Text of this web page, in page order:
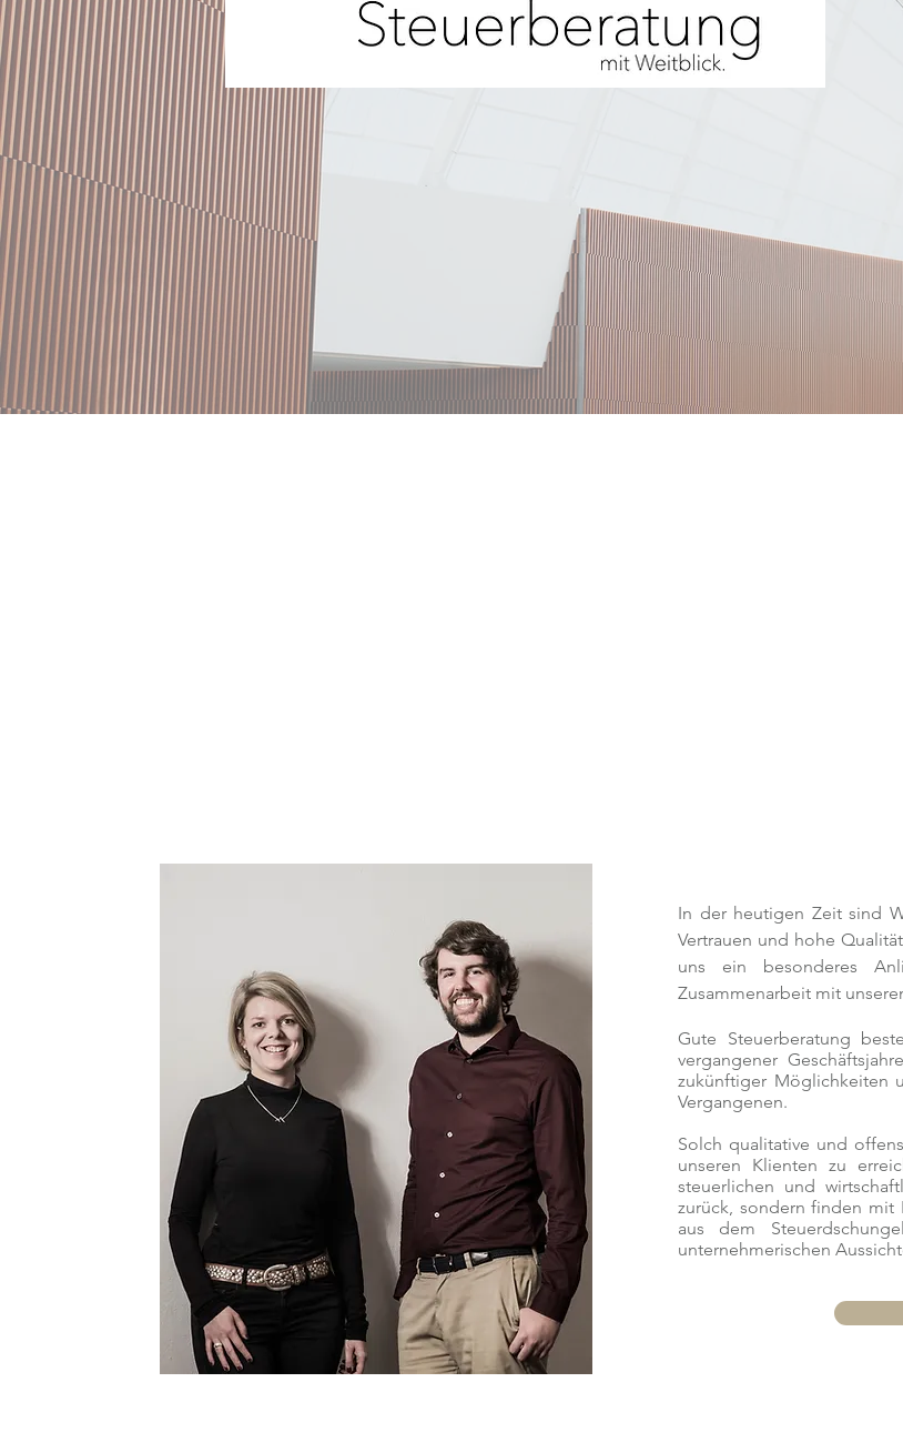
In der heutigen Zeit sind
Vertrauen und hohe
uns ein besonderes
Zusammenarbeit mit
Gute Steuerberatung
vergangener
zukünftiger Möglichkeiten
Vergangenen.
Solch qualitative und
unseren Klienten zu
steuerlichen und
zurück, sondern finden
aus dem
unternehmerischen